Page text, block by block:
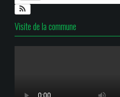
Visite de la commune